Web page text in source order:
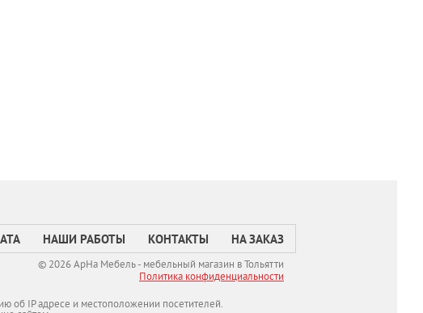
НАШИ РАБОТЫ КОНТАКТЫ НА ЗАКАЗ
© 2026 АрНа Мебель - мебельный магазин в Тольятти
Политикa конфиденциальности
об IP адресе и местоположении посетителей.